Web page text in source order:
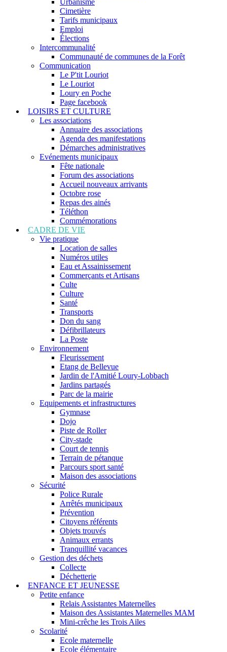
Urbanisme
Cimetière
Tarifs municipaux
Emploi
Élections
Intercommunalité
Communauté de communes de la Forêt
Communication
Le P'tit Louriot
Le Louriot
Loury en Poche
Page facebook
LOISIRS ET CULTURE
Les associations
Annuaire des associations
Agenda des manifestations
Démarches administratives
Evénements municipaux
Fête nationale
Forum des associations
Accueil nouveaux arrivants
Octobre rose
Repas des ainés
Téléthon
Commémorations
CADRE DE VIE
Vie pratique
Location de salles
Numéros utiles
Eau et Assainissement
Commerçants et Artisans
Culte
Culture
Santé
Transports
Don du sang
Défibrillateurs
La Poste
Environnement
Fleurissement
Etang de Bellevue
Jardin de l'Amitié Loury-Lobbach
Jardins partagés
Parc de la mairie
Equipements et infrastructures
Gymnase
Dojo
Piste de Roller
City-stade
Court de tennis
Terrain de pétanque
Parcours sport santé
Maison des associations
Sécurité
Police Rurale
Arrêtés municipaux
Prévention
Citoyens référents
Objets trouvés
Animaux errants
Tranquillité vacances
Gestion des déchets
Collecte
Déchetterie
ENFANCE ET JEUNESSE
Petite enfance
Relais Assistantes Maternelles
Maison des Assistantes Maternelles MAM
Mini-crêche les Trois Ailes
Scolarité
Ecole maternelle
Ecole élémentaire